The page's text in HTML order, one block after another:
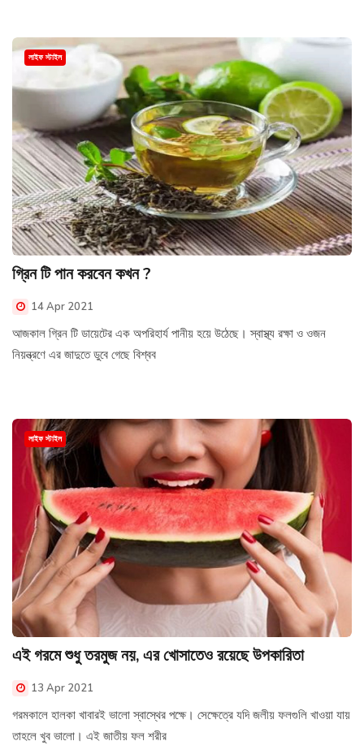
লাইফ স্টাইল
গ্রিন টি পান করবেন কখন ?
14 Apr 2021
আজকাল গ্রিন টি ডায়েটের এক অপরিহার্য পানীয় হয়ে উঠেছে। স্বাস্থ্য রক্ষা ও ওজন
নিয়ন্ত্রণে এর জাদুতে ডুবে গেছে বিশ্বব
লাইফ স্টাইল
এই গরমে শুধু তরমুজ নয়, এর খোসাতেও রয়েছে উপকারিতা
13 Apr 2021
গরমকালে হালকা খাবারই ভালো স্বাস্থের পক্ষে। সেক্ষেত্রে যদি জলীয় ফলগুলি খাওয়া যায়
তাহলে খুব ভালো। এই জাতীয় ফল শরীর